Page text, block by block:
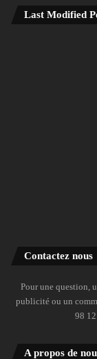
Last Modified
Contactez nous
Pour une question,
publicité ou un
98
A propos de